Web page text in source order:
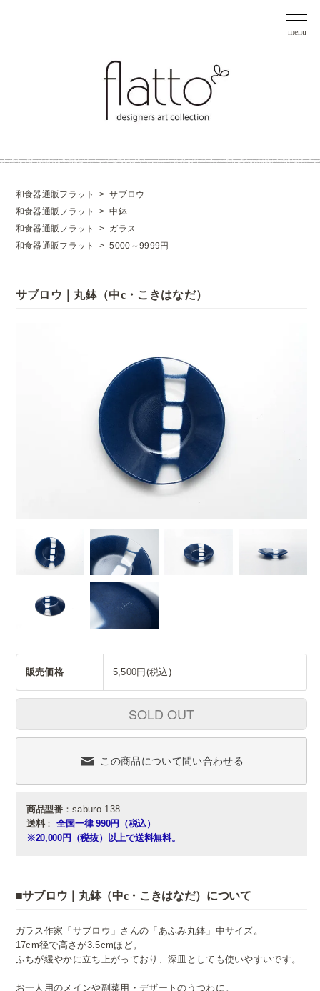
和食器通販フラット >サブロウ
和食器通販フラット
>中鉢
和食器通販フラット
> ガラス
和食器通販フラット
>5000～9999円
サブロウ｜丸鉢（中c・こきはなだ）
販売価格 5,500円(税込)
SOLD OUT
この商品について問い合わせる
商品型番：saburo-138
送料： 全国一律 990円（税込）
※20,000円（税抜）以上で送料無料。
■サブロウ｜丸鉢（中c・こきはなだ）について
ガラス作家「サブロウ」さんの「あふみ丸鉢」中サイズ。
17cm径で高さが3.5cmほど。
ふちが緩やかに立ち上がっており、深皿としても使いやすいです。
お一人用のメインや副菜用・デザートのうつわに。